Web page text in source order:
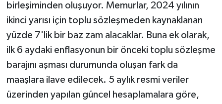
birleşiminden oluşuyor. Memurlar, 2024 yılının
ikinci yarısı için toplu sözleşmeden kaynaklanan
yüzde 7'lik bir baz zam alacaklar. Buna ek olarak,
ilk 6 aydaki enflasyonun bir önceki toplu sözleşme
barajını aşması durumunda oluşan fark da
maaşlara ilave edilecek. 5 aylık resmi veriler
üzerinden yapılan güncel hesaplamalara göre,